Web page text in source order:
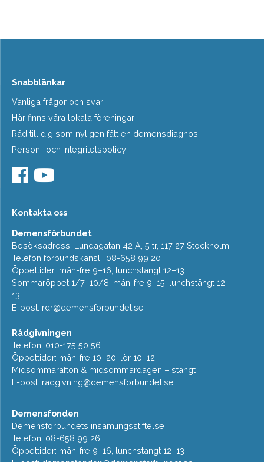
Snabblänkar
Vanliga frågor och svar
Här finns våra lokala föreningar
Råd till dig som nyligen fått en demensdiagnos
Person- och Integritetspolicy
Kontakta oss
Demensförbundet
Besöksadress: Lundagatan 42 A, 5 tr, 117 27 Stockholm
Telefon förbundskansli: 08-658 99 20
Öppettider: mån-fre 9–16, lunchstängt 12–13
Sommaröppet 1/7–10/8: mån-fre 9–15, lunchstängt 12–
13
E-post: rdr@demensforbundet.se
Rådgivningen
Telefon: 010-175 50 56
Öppettider: mån-fre 10–20, lör 10–12
Midsommarafton & midsommardagen – stängt
E-post: radgivning@demensforbundet.se
Demensfonden
Demensförbundets insamlingsstiftelse
Telefon: 08-658 99 26
Öppettider: mån-fre 9–16, lunchstängt 12–13